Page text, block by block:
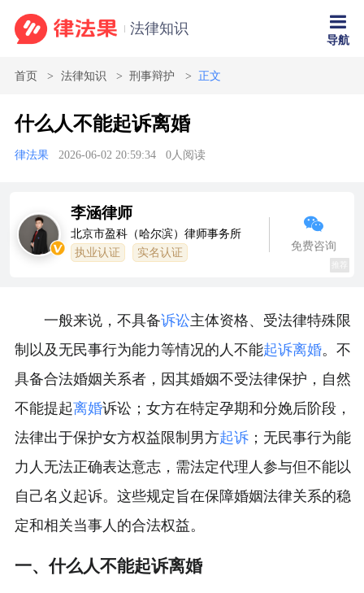
法律知识
导航
首页 法律知识 刑事辩护 正文
什么人不能起诉离婚
律法果 2026-06-02 20:59:34 0人阅读
李涵律师
北京市盈科（哈尔滨）律师事务所
执业认证 实名认证
免费咨询
一般来说，不具备诉讼主体资格、受法律特殊限
制以及无民事行为能力等情况的人不能起诉离婚。不
具备合法婚姻关系者，因其婚姻不受法律保护，自然
不能提起离婚诉讼；女方在特定孕期和分娩后阶段，
法律出于保护女方权益限制男方起诉；无民事行为能
力人无法正确表达意志，需法定代理人参与但不能以
自己名义起诉。这些规定旨在保障婚姻法律关系的稳
定和相关当事人的合法权益。
一、什么人不能起诉离婚